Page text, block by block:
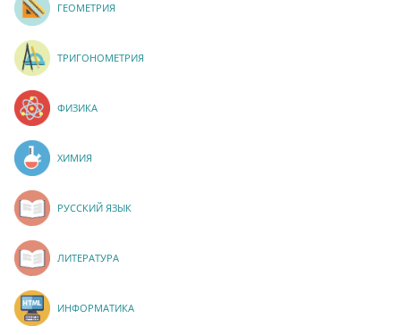
ГЕОМЕТРИЯ
ТРИГОНОМЕТРИЯ
ФИЗИКА
ХИМИЯ
РУССКИЙ ЯЗЫК
ЛИТЕРАТУРА
ИНФОРМАТИКА